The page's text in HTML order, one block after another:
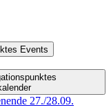
Events
27./28.09.